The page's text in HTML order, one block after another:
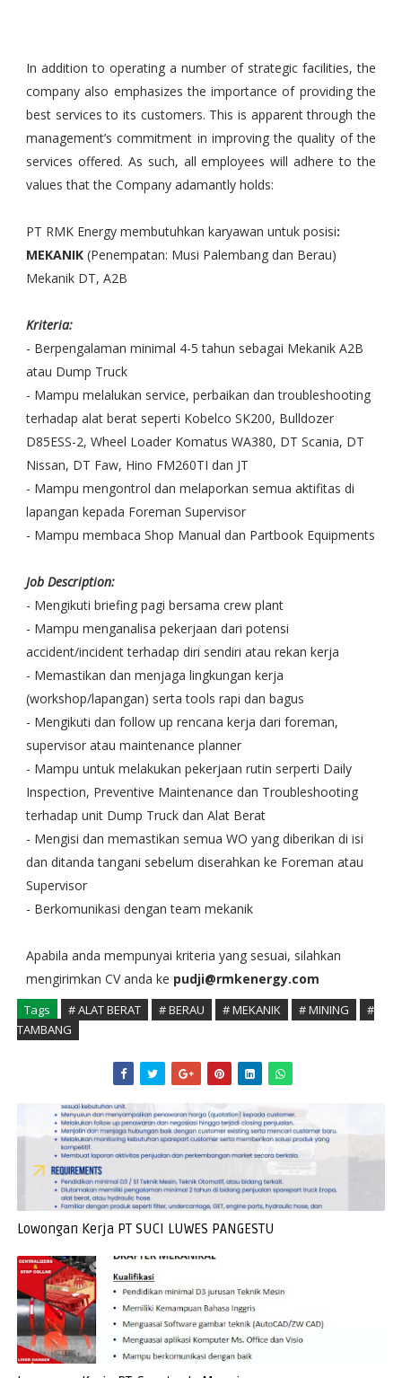
In addition to operating a number of strategic facilities, the
company also emphasizes the importance of providing the
best services to its customers. This is apparent through the
management’s commitment in improving the quality of the
services offered. As such, all employees will adhere to the
values that the Company adamantly holds:
PT RMK Energy membutuhkan karyawan untuk posisi:
MEKANIK (Penempatan: Musi Palembang dan Berau)
Mekanik DT, A2B
Kriteria:
- Berpengalaman minimal 4-5 tahun sebagai Mekanik A2B
atau Dump Truck
- Mampu melalukan service, perbaikan dan troubleshooting
terhadap alat berat seperti Kobelco SK200, Bulldozer
D85ESS-2, Wheel Loader Komatus WA380, DT Scania, DT
Nissan, DT Faw, Hino FM260TI dan JT
- Mampu mengontrol dan melaporkan semua aktifitas di
lapangan kepada Foreman Supervisor
- Mampu membaca Shop Manual dan Partbook Equipments
Job Description:
- Mengikuti briefing pagi bersama crew plant
- Mampu menganalisa pekerjaan dari potensi
accident/incident terhadap diri sendiri atau rekan kerja
- Memastikan dan menjaga lingkungan kerja
(workshop/lapangan) serta tools rapi dan bagus
- Mengikuti dan follow up rencana kerja dari foreman,
supervisor atau maintenance planner
- Mampu untuk melakukan pekerjaan rutin serperti Daily
Inspection, Preventive Maintenance dan Troubleshooting
terhadap unit Dump Truck dan Alat Berat
- Mengisi dan memastikan semua WO yang diberikan di isi
dan ditanda tangani sebelum diserahkan ke Foreman atau
Supervisor
- Berkomunikasi dengan team mekanik
Apabila anda mempunyai kriteria yang sesuai, silahkan
mengirimkan CV anda ke pudji@rmkenergy.com
Tags # ALAT BERAT # BERAU # MEKANIK # MINING
#
TAMBANG
Lowongan Kerja PT SUCI LUWES PANGESTU